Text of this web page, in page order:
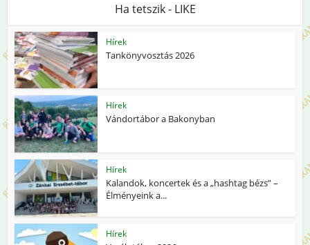
Ha tetszik - LIKE
Hírek
Tankönyvosztás 2026
Hírek
Vándortábor a Bakonyban
Hírek
Kalandok, koncertek és a „hashtag bézs” –
Élményeink a...
Hírek